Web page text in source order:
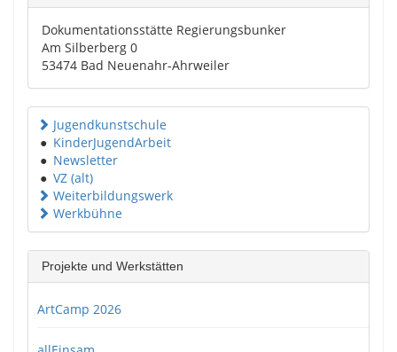
Dokumentationsstätte Regierungsbunker
Am Silberberg 0
53474 Bad Neuenahr-Ahrweiler
Jugendkunstschule
● KinderJugendArbeit
● Newsletter
● VZ (alt)
Weiterbildungswerk
Werkbühne
Projekte und Werkstätten
ArtCamp 2026